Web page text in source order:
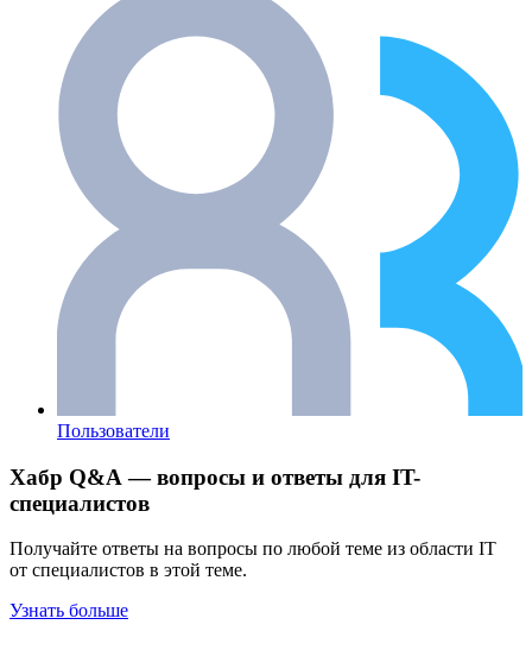
Пользователи
Хабр Q&A — вопросы и ответы для IT-
специалистов
Получайте ответы на вопросы по любой теме из области IT
от специалистов в этой теме.
Узнать больше